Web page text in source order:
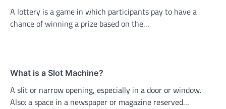
A lottery is a game in which participants pay to have a
chance of winning a prize based on the…
What is a Slot Machine?
A slit or narrow opening, especially in a door or window.
Also: a space in a newspaper or magazine reserved…